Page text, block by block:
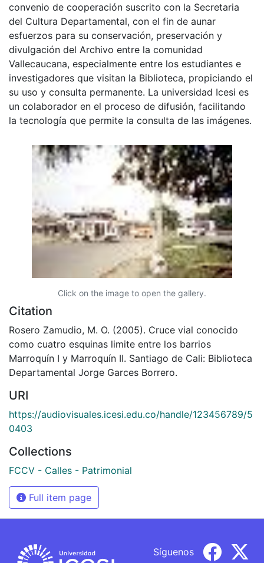
convenio de cooperación suscrito con la Secretaria
del Cultura Departamental, con el fin de aunar
esfuerzos para su conservación, preservación y
divulgación del Archivo entre la comunidad
Vallecaucana, especialmente entre los estudiantes e
investigadores que visitan la Biblioteca, propiciando el
su uso y consulta permanente. La universidad Icesi es
un colaborador en el proceso de difusión, facilitando
la tecnología que permite la consulta de las imágenes.
Click on the image to open the gallery.
Citation
Rosero Zamudio, M. O. (2005). Cruce vial conocido
como cuatro esquinas limite entre los barrios
Marroquín I y Marroquín II. Santiago de Cali: Biblioteca
Departamental Jorge Garces Borrero.
URI
https://audiovisuales.icesi.edu.co/handle/123456789/5
0403
Collections
FCCV - Calles - Patrimonial
Full item page
Síguenos